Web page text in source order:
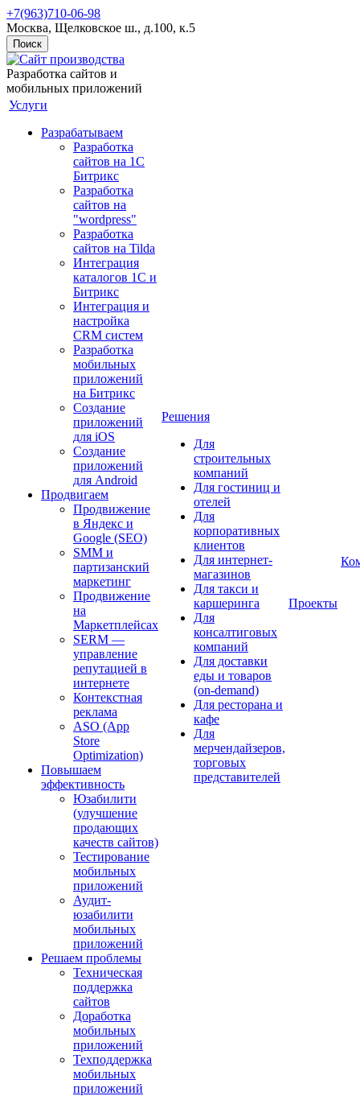
+7(963)710-06-98
Москва, Щелковское ш., д.100, к.5
Поиск
Разработка сайтов и
мобильных приложений
Услуги
Разрабатываем
Разработка
сайтов на 1С
Битрикс
Разработка
сайтов на
"wordpress"
Разработка
сайтов на Tilda
Интеграция
каталогов 1С и
Битрикс
Интеграция и
настройка
CRM систем
Разработка
мобильных
приложений
на Битрикс
Создание
приложений
для iOS
Создание
приложений
для Android
Продвигаем
Продвижение
в Яндекс и
Google (SEO)
SMM и
партизанский
маркетинг
Продвижение
на
Маркетплейсах
SERM —
управление
репутацией в
интернете
Контекстная
реклама
ASO (App
Store
Optimization)
Повышаем
эффективность
Юзабилити
(улучшение
продающих
качеств сайтов)
Тестирование
мобильных
приложений
Аудит-
юзабилити
мобильных
приложений
Решаем проблемы
Техническая
поддержка
сайтов
Доработка
мобильных
приложений
Техподдержка
мобильных
приложений
Решения
Для
строительных
компаний
Для гостиниц и
отелей
Для
корпоративных
клиентов
Для интернет-
магазинов
Для такси и
каршеринга
Для
консалтиговых
компаний
Для доставки
еды и товаров
(on-demand)
Для ресторана и
кафе
Для
мерчендайзеров,
торговых
представителей
Проекты